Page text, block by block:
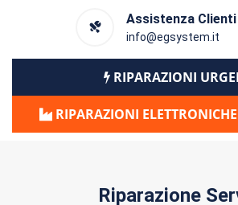
Assistenza Clienti
info@egsystem.it
RIPARAZIONI
RIPARAZIONI
Riparazione